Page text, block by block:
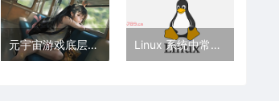
元宇宙游戏底层架构源码首次公开！行业创新迎来新拐点 Linux 系统中常见的网络安全漏洞及解决办法是什么？